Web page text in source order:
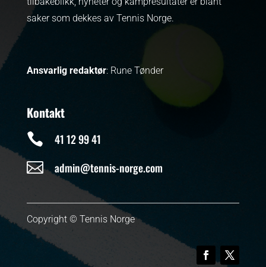
saker som dekkes av Tennis Norge.
Ansvarlig redaktør: Rune Tønder
Kontakt
 41 12 99 41
 admin@tennis-norge.com
Copyright © Tennis Norge